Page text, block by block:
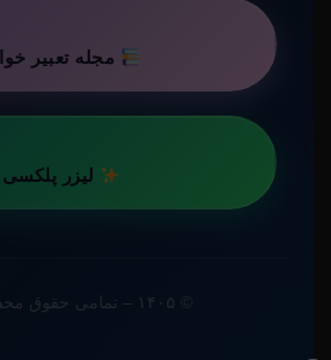
مجله تعبیر
لیزر پلکسی